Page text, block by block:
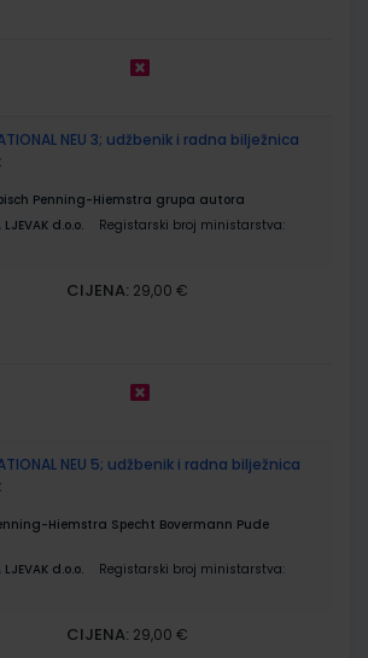
NEU 3; udžbenik i radna bilježnica
Penning-Hiemstra grupa autora
LJEVAK d.o.o.
Registarski broj ministarstva:
CIJENA: 29,00 €
NEU 5; udžbenik i radna bilježnica
Hiemstra Specht Bovermann Pude
LJEVAK d.o.o.
Registarski broj ministarstva:
CIJENA: 29,00 €